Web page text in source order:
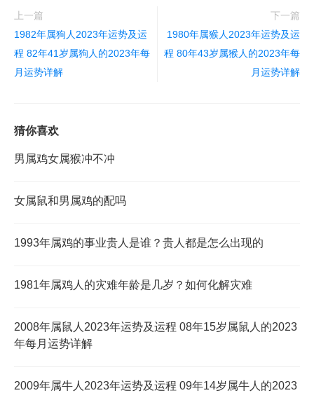
上一篇
1982年属狗人2023年运势及运
程 82年41岁属狗人的2023年每
月运势详解
下一篇
1980年属猴人2023年运势及运
程 80年43岁属猴人的2023年每
月运势详解
猜你喜欢
男属鸡女属猴冲不冲
女属鼠和男属鸡的配吗
1993年属鸡的事业贵人是谁？贵人都是怎么出现的
1981年属鸡人的灾难年龄是几岁？如何化解灾难
2008年属鼠人2023年运势及运程 08年15岁属鼠人的2023
年每月运势详解
2009年属牛人2023年运势及运程 09年14岁属牛人的2023